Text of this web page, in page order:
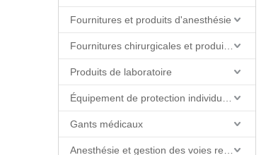
Fournitures et produits d'anesthésie
Produits de laboratoire
Gants médicaux